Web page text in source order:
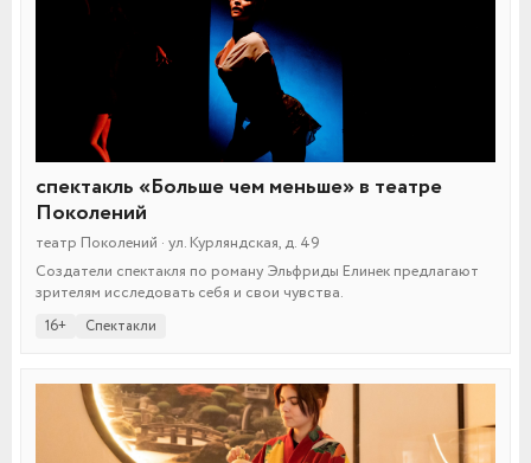
спектакль «Больше чем меньше» в театре
Поколений
театр Поколений · ул. Курляндская, д. 49
Создатели спектакля по роману Эльфриды Елинек предлагают
зрителям исследовать себя и свои чувства.
16+ Спектакли